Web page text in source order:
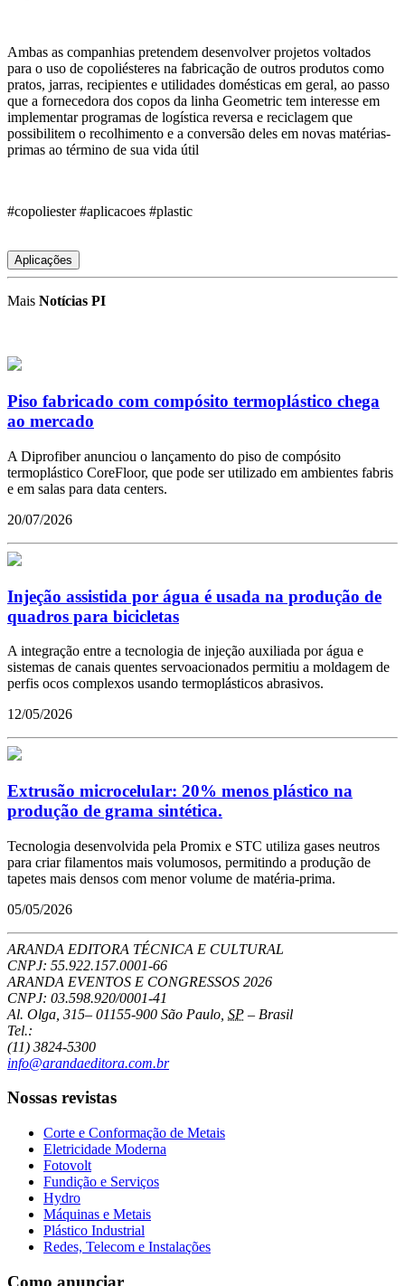
Ambas as companhias pretendem desenvolver projetos voltados
para o uso de copoliésteres na fabricação de outros produtos como
pratos, jarras, recipientes e utilidades domésticas em geral, ao passo
que a fornecedora dos copos da linha Geometric tem interesse em
implementar programas de logística reversa e reciclagem que
possibilitem o recolhimento e a conversão deles em novas matérias-
primas ao término de sua vida útil
#copoliester #aplicacoes #plastic
Aplicações
Mais Notícias PI
Piso fabricado com compósito termoplástico chega
ao mercado
A Diprofiber anunciou o lançamento do piso de compósito
termoplástico CoreFloor, que pode ser utilizado em ambientes fabris
e em salas para data centers.
20/07/2026
Injeção assistida por água é usada na produção de
quadros para bicicletas
A integração entre a tecnologia de injeção auxiliada por água e
sistemas de canais quentes servoacionados permitiu a moldagem de
perfis ocos complexos usando termoplásticos abrasivos.
12/05/2026
Extrusão microcelular: 20% menos plástico na
produção de grama sintética.
Tecnologia desenvolvida pela Promix e STC utiliza gases neutros
para criar filamentos mais volumosos, permitindo a produção de
tapetes mais densos com menor volume de matéria-prima.
05/05/2026
ARANDA EDITORA TÉCNICA E CULTURAL
CNPJ: 55.922.157.0001-66
ARANDA EVENTOS E CONGRESSOS 2026
CNPJ: 03.598.920/0001-41
Al. Olga, 315– 01155-900 São Paulo SP – Brasil
Tel.:
(11) 3824-5300
info@arandaeditora.com.br
Nossas revistas
Corte e Conformação de Metais
Eletricidade Moderna
Fotovolt
Fundição e Serviços
Hydro
Máquinas e Metais
Plástico Industrial
Redes, Telecom e Instalações
Como anunciar